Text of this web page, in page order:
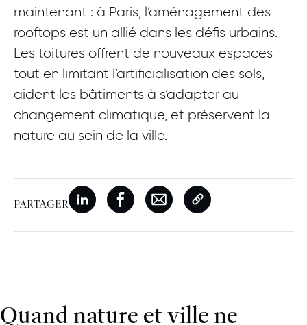
maintenant : à Paris, l’aménagement des
rooftops est un allié dans les défis urbains.
Les toitures offrent de nouveaux espaces
tout en limitant l’artificialisation des sols,
aident les bâtiments à s’adapter au
changement climatique, et préservent la
nature au sein de la ville.
PARTAGER Nouvelle fenêtre
Partager sur Linkedin
Nouvelle fenêtre
Partager sur Facebook
Nouvelle fenêtre
Partager par e-mail
Copier le lien de la
Quand nature et ville ne